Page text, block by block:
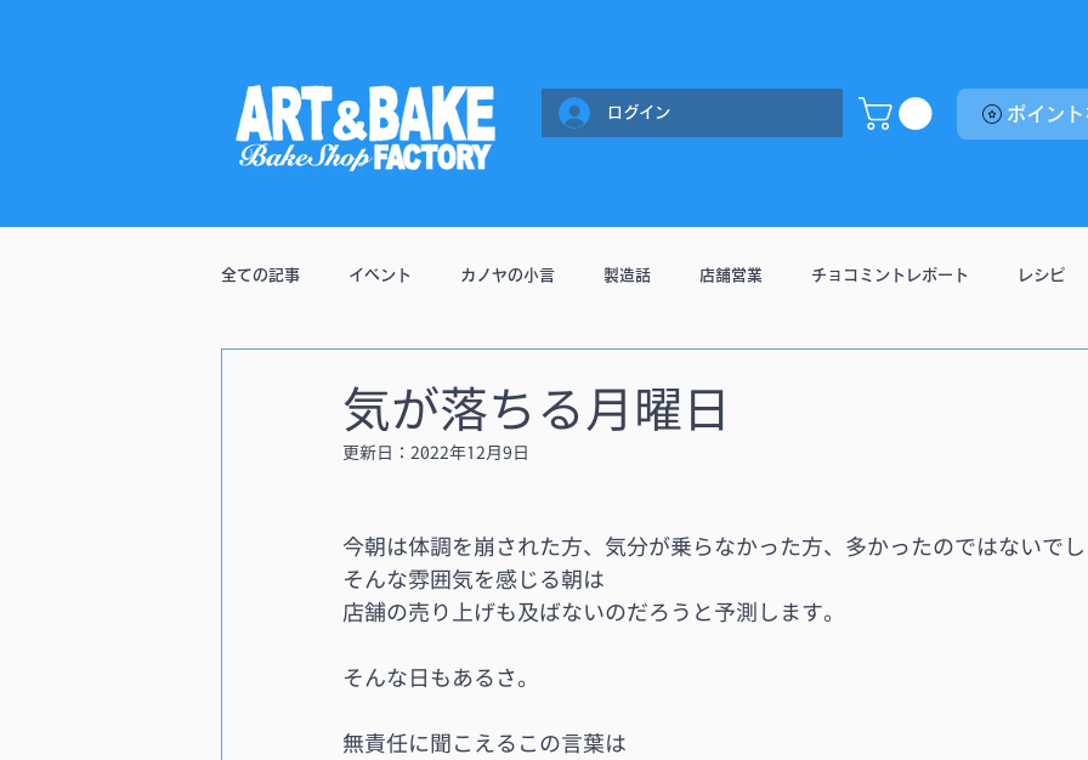
ログイン
全ての記事 イベント カノヤの小言 製造話 店舗営業 チョコミントレポート レシピ
気が落ちる月曜日
更新日： 2022年12月9日
今朝は体調を崩された方、気分が乗らなかった方、多かったのではないで
そんな雰囲気を感じる朝は
店舗の売り上げも及ばないのだろうと予測します。
そんな日もあるさ。
無責任に聞こえるこの言葉は